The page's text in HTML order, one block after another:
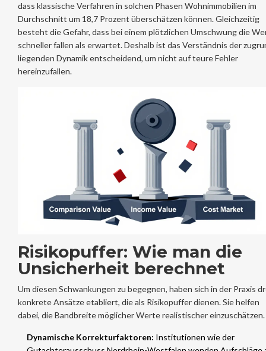
dass klassische Verfahren in solchen Phasen Wohnimmobilien im
Durchschnitt um 18,7 Prozent überschätzen können. Gleichzeitig
besteht die Gefahr, dass bei einem plötzlichen Umschwung die
schneller fallen als erwartet. Deshalb ist das Verständnis der
liegenden Dynamik entscheidend, um nicht auf teure Fehler
hereinzufallen.
Risikopuffer: Wie man die
Unsicherheit berechnet
Um diesen Schwankungen zu begegnen, haben sich in der Praxis
konkrete Ansätze etabliert, die als Risikopuffer dienen. Sie helfen
dabei, die Bandbreite möglicher Werte realistischer einzuschätzen.
Dynamische Korrekturfaktoren: Institutionen wie der